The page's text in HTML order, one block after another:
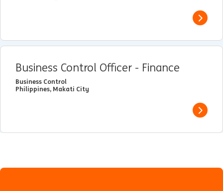
View
Business Control Officer - Finance
Business Control
Philippines, Makati City
View